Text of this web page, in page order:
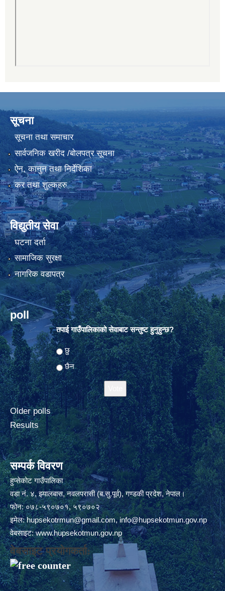
सूचना
सूचना तथा समाचार
सार्वजनिक खरीद /बोलपत्र सूचना
ऐन, कानुन तथा निर्देशिका
कर तथा शुल्कहरु
विद्युतीय सेवा
घटना दर्ता
सामाजिक सुरक्षा
नागरिक वडापत्र
poll
तपाई गाउँपालिकाको सेवाबाट सन्तुष्ट हुनुहुन्छ?
Choices
छु
छैन
Older polls
Results
सम्पर्क विवरण
हुप्सेकोट गाउँपालिका
वडा नं. ४, झ्यालबास, नवलपरासी (ब.सु.पूर्व), गण्डकी प्रदेश, नेपाल।
फोन: ०७८-५९०७०१, ५९०७०२
इमेल:hupsekotrmun@gmail.com,info@hupsekotmun.gov.np
वेबसाइट:www.hupsekotmun.gov.np
वेबसाइट प्रयोगकर्ता: